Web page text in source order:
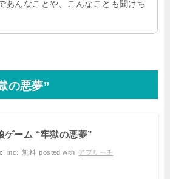
あんなことや、こんなことも聞けち
の悪夢”
ゲーム “牢獄の悪夢”
inc. 無料 posted with アプリーチ